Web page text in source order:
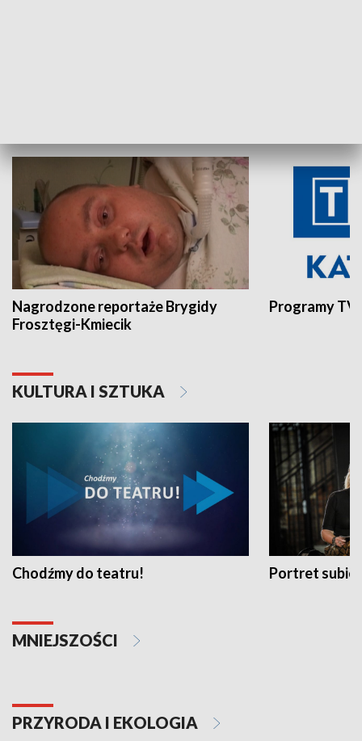
Nagrodzone reportaże Brygidy
Frosztęgi-Kmiecik
Programy
KULTURA I SZTUKA
Chodźmy do teatru! Portret
MNIEJSZOŚCI
PRZYRODA I EKOLOGIA